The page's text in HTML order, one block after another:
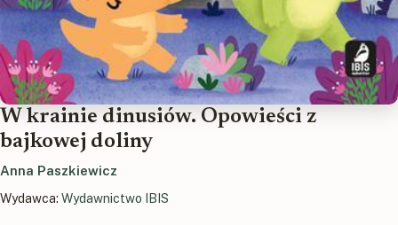
W krainie dinusiów. Opowieści z
bajkowej doliny
Anna Paszkiewicz
Wydawca: Wydawnictwo IBIS